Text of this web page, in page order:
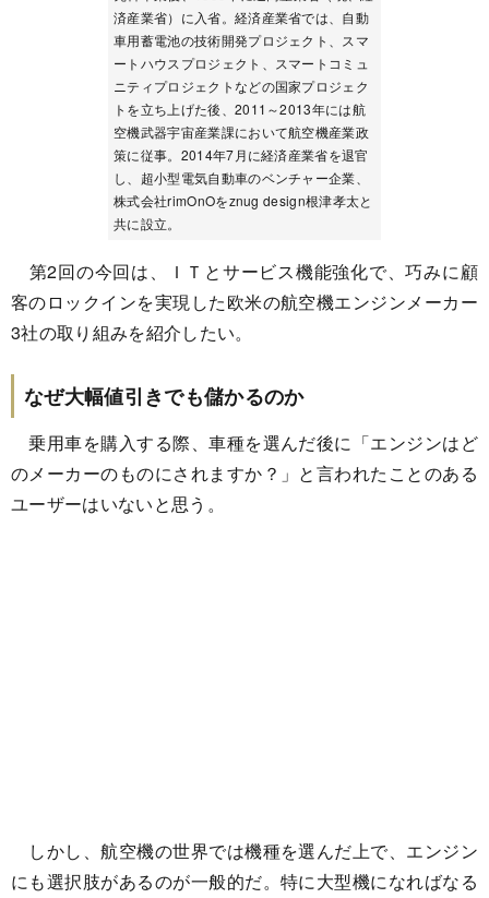
済産業省）に入省。経済産業省では、自動
車用蓄電池の技術開発プロジェクト、スマ
ートハウスプロジェクト、スマートコミュ
ニティプロジェクトなどの国家プロジェク
トを立ち上げた後、2011～2013年には航
空機武器宇宙産業課において航空機産業政
策に従事。2014年7月に経済産業省を退官
し、超小型電気自動車のベンチャー企業、
株式会社rimOnOをznug design根津孝太と
共に設立。
第2回の今回は、ＩＴとサービス機能強化で、巧みに顧
客のロックインを実現した欧米の航空機エンジンメーカー
3社の取り組みを紹介したい。
なぜ大幅値引きでも儲かるのか
乗用車を購入する際、車種を選んだ後に「エンジンはど
のメーカーのものにされますか？」と言われたことのある
ユーザーはいないと思う。
しかし、航空機の世界では機種を選んだ上で、エンジン
にも選択肢があるのが一般的だ。特に大型機になればなる